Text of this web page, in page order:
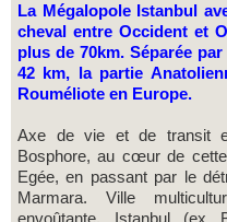
La Mégalopole Istanbul avec ses 14 millions d’habitants, à
cheval entre Occident et
plus de 70km. Séparée
42 km, la partie
Rouméliote en Europe.
Axe de vie et de transit
Bosphore, au cœur de
Egée, en passant par le
Marmara. Ville